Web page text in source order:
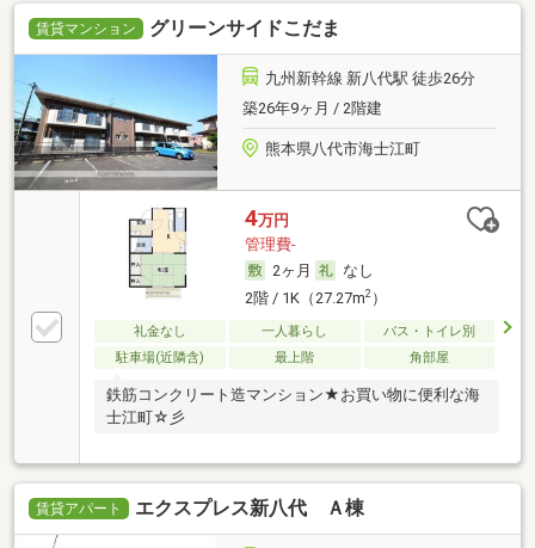
賃貸マンション グリーンサイドこだま
九州新幹線 新八代駅 徒歩26分
築26年9ヶ月 / 2階建
熊本県八代市海士江町
4万円
管理費-
2ヶ月
なし
2階 / 1K（27.27m2）
礼金なし 一人暮らし
バス・トイレ別
駐車場(近隣含)
最上階 角部屋
鉄筋コンクリート造マンション★お買い物に便利な海
士江町☆彡
賃貸アパート エクスプレス新八代 Ａ棟